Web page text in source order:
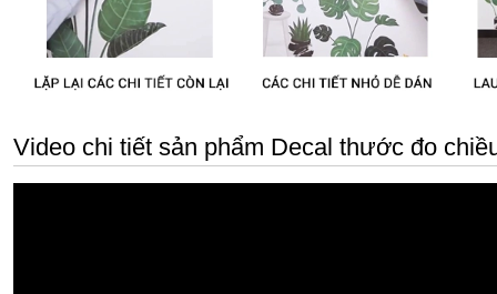
Video chi tiết sản phẩm Decal thước đo